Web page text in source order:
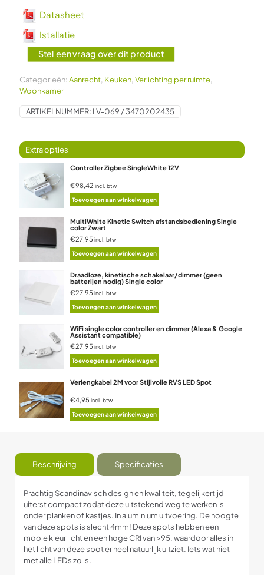
onder
kast
ALUMINUM
SingleWhite
Datasheet
Istallatie
Stel een vraag over dit product
Categorieën:Aanrecht, Keuken,Verlichting per ruimte,
Woonkamer
ARTIKELNUMMER: LV-069 / 3470202435
Controller Zigbee SingleWhite 12V
€98,42incl. btw
Toevoegen aan winkelwagen
MultiWhite Kinetic Switch afstandsbediening Single
color Zwart
€27,95incl. btw
Toevoegen aan winkelwagen
Draadloze, kinetische schakelaar/dimmer (geen
batterijen nodig) Single color
€27,95incl. btw
Toevoegen aan winkelwagen
WiFi single color controller en dimmer (Alexa & Google
Assistant compatible)
€27,95incl. btw
Toevoegen aan winkelwagen
Verlengkabel 2M voor Stijlvolle RVS LED Spot
€4,95incl. btw
Toevoegen aan winkelwagen
Beschrijving Specificaties
Prachtig Scandinavisch design en kwaliteit, tegelijkertijd
uiterst compact zodat deze uitstekend weg te werken is
onder planken of kastjes. In aluminium uitvoering. De hoogte
van deze spots is slecht 4mm! Deze spots hebben een
mooie kleur licht en een hoge CRI van >95, waardoor alles in
het licht van deze spot er heel natuurlijk uitziet. Iets wat niet
met alle LEDs zo is.